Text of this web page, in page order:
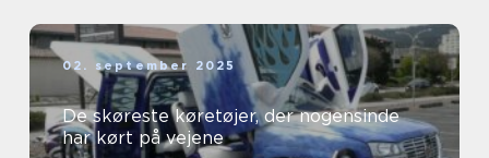
02. september 2025
De skøreste køretøjer, der nogensinde
har kørt på vejene